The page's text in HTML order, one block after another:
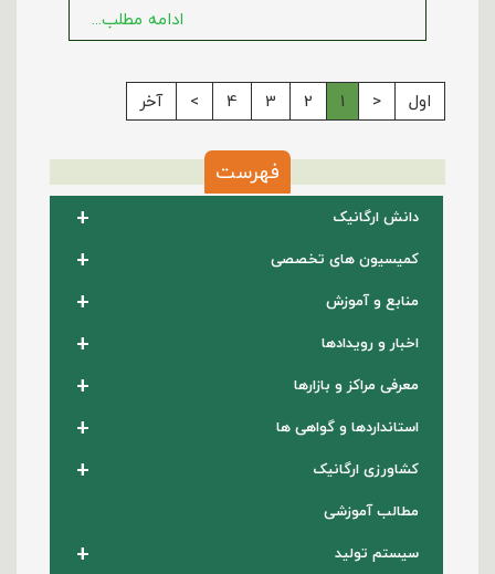
ادامه مطلب...
اول <
1
2
3
4
> آخر
فهرست
دانش ارگانیک +
کمیسیون های تخصصی +
منابع و آموزش +
اخبار و رویدادها +
معرفی مراکز و بازارها +
استانداردها و گواهی ها +
کشاورزی ارگانیک +
مطالب آموزشی
سیستم تولید
+